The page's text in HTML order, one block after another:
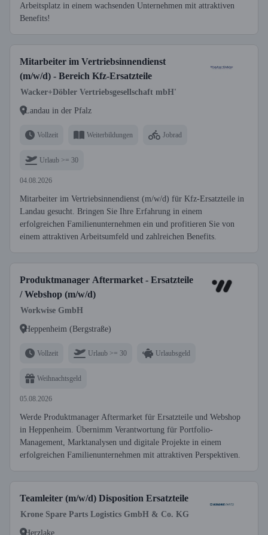
Arbeitsplatz in einem wachsenden Unternehmen mit attraktiven
Benefits!
Mitarbeiter im Vertriebsinnendienst
(m/w/d) - Bereich Kfz-Ersatzteile
Wacker+Döbler Vertriebsgesellschaft mbH'
Landau in der Pfalz
Vollzeit Weiterbildungen Jobrad
Urlaub >= 30
04.08.2026
Mitarbeiter im Vertriebsinnendienst (m/w/d) für Kfz-Ersatzteile in
Landau gesucht. Bringen Sie Ihre Erfahrung in einem
erfolgreichen Familienunternehmen ein und profitieren Sie von
einem attraktiven Arbeitsumfeld und zahlreichen Benefits.
Produktmanager Aftermarket - Ersatzteile
/ Webshop (m/w/d)
Workwise GmbH
Heppenheim (Bergstraße)
Vollzeit Urlaub >= 30 Urlaubsgeld
Weihnachtsgeld
05.08.2026
Werde Produktmanager Aftermarket für Ersatzteile und Webshop
in Heppenheim. Übernimm Verantwortung für Portfolio-
Management, Marktanalysen und digitale Projekte in einem
erfolgreichen Familienunternehmen mit attraktiven Perspektiven.
Teamleiter (m/w/d) Disposition Ersatzteile
Krone Spare Parts Logistics GmbH & Co. KG
Herzlake